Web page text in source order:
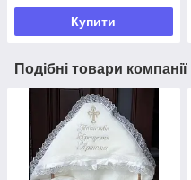
Купити
Подібні товари компанії